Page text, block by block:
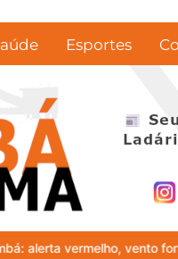
Esportes
e calor de 35°C marcam o